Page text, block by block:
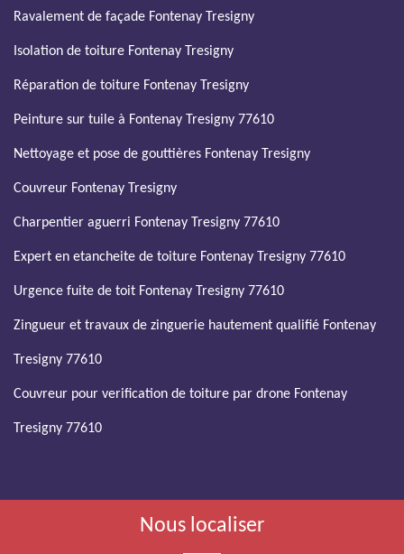
Ravalement de façade Fontenay Tresigny
Isolation de toiture Fontenay Tresigny
Réparation de toiture Fontenay Tresigny
Peinture sur tuile à Fontenay Tresigny 77610
Nettoyage et pose de gouttières Fontenay Tresigny
Couvreur Fontenay Tresigny
Charpentier aguerri Fontenay Tresigny 77610
Expert en etancheite de toiture Fontenay Tresigny 77610
Urgence fuite de toit Fontenay Tresigny 77610
Zingueur et travaux de zinguerie hautement qualifié Fontenay
Tresigny 77610
Couvreur pour verification de toiture par drone Fontenay
Tresigny 77610
Nous localiser